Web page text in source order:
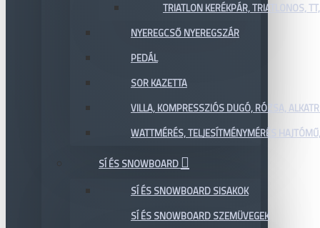
TRIATLON KERÉKPÁR, TRIATLONOS,
NYEREGCSŐ NYEREGSZÁR
PEDÁL
SOR KAZETTA
VILLA, KOMPRESSZIÓS DUGÓ, RÓZSA,
WATTMÉRÉS, TELJESÍTMÉNYMÉRÉS
SÍ ÉS SNOWBOARD
SÍ ÉS SNOWBOARD SISAKOK
SÍ ÉS SNOWBOARD SZEMÜVEGEK